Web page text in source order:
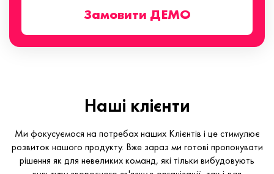
Замовити ДЕМО
Наші клієнти
Ми фокусуємося на потребах наших Клієнтів і це стимулює
розвиток нашого продукту. Вже зараз ми готові пропонувати
рішення як для невеликих команд, які тільки вибудовують